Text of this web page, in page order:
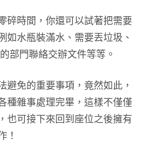
碎時間，你還可以試著把需要
如水瓶裝滿水、需要丟垃圾、
部門聯絡交辦文件等等。
避免的重要事項，竟然如此，
種雜事處理完畢，這樣不僅僅
也可接下來回到座位之後擁有
！